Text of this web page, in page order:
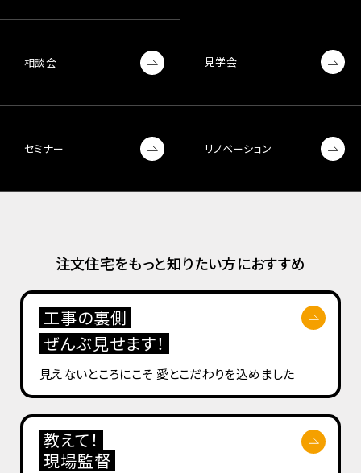
相談会 見学会
セミナー リノベーション
注文住宅をもっと知りたい方におすすめ
工事の裏側
ぜんぶ見せます！
見えないところにこそ 愛とこだわりを込めました
教えて！
現場監督